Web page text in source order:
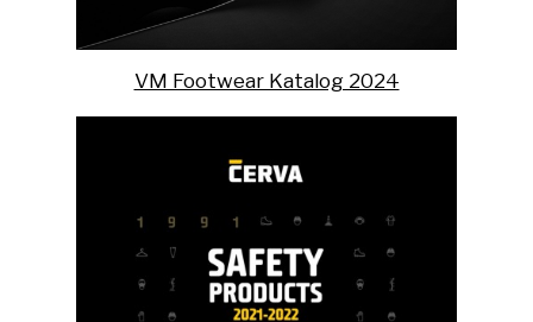
VM Footwear Katalog 2024